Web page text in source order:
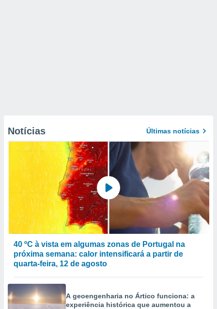
Notícias Últimas notícias
40 ºC à vista em algumas zonas de Portugal na
próxima semana: calor intensificará a partir de
quarta-feira, 12 de agosto
A geoengenharia no Ártico funciona: a
experiência histórica que aumentou a